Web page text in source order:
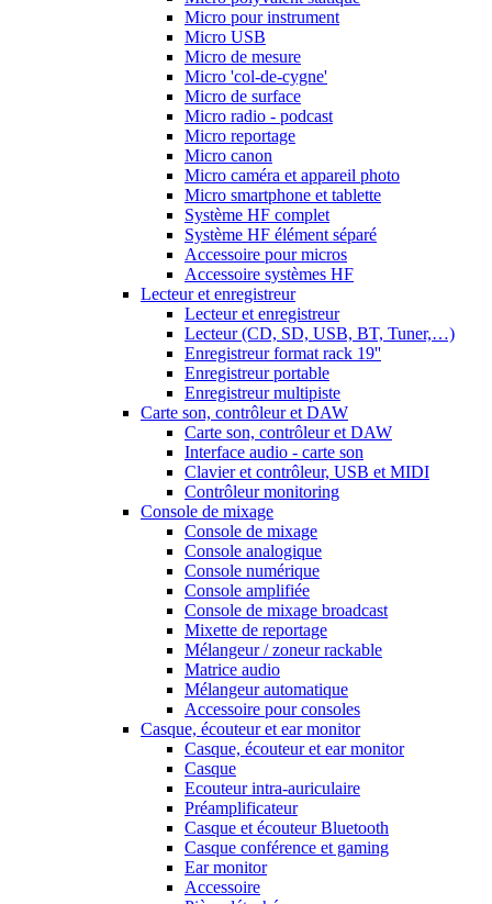
Micro pour instrument
Micro USB
Micro de mesure
Micro 'col-de-cygne'
Micro de surface
Micro radio - podcast
Micro reportage
Micro canon
Micro caméra et appareil photo
Micro smartphone et tablette
Système HF complet
Système HF élément séparé
Accessoire pour micros
Accessoire systèmes HF
Lecteur et enregistreur
Lecteur et enregistreur
Lecteur (CD, SD, USB, BT, Tuner,…)
Enregistreur format rack 19''
Enregistreur portable
Enregistreur multipiste
Carte son, contrôleur et DAW
Carte son, contrôleur et DAW
Interface audio - carte son
Clavier et contrôleur, USB et MIDI
Contrôleur monitoring
Console de mixage
Console de mixage
Console analogique
Console numérique
Console amplifiée
Console de mixage broadcast
Mixette de reportage
Mélangeur / zoneur rackable
Matrice audio
Mélangeur automatique
Accessoire pour consoles
Casque, écouteur et ear monitor
Casque, écouteur et ear monitor
Casque
Ecouteur intra-auriculaire
Préamplificateur
Casque et écouteur Bluetooth
Casque conférence et gaming
Ear monitor
Accessoire